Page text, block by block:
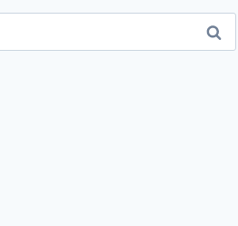
derin ama sade bir
ilimle birlikte